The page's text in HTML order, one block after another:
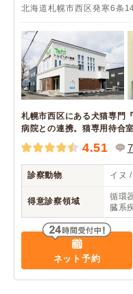
北海道札幌市西区発寒6条
札幌市西区にある犬猫専門
病院との連携。猫専用待合
4.51 7
診察動物 イヌ
得意診察領域
循環
臓系
ネット予約